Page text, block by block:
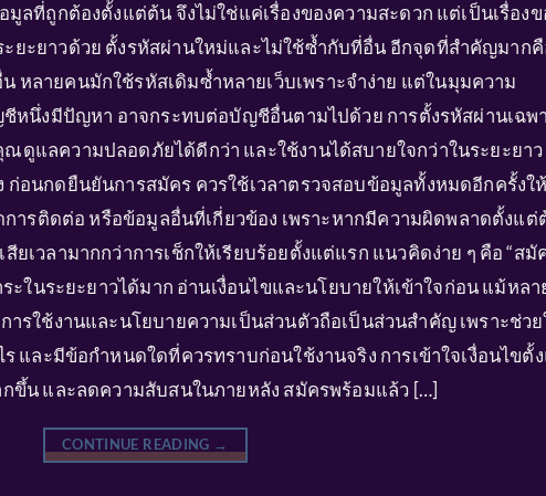
ลที่ถูกต้องตั้งแต่ต้น จึงไม่ใช่แค่เรื่องของความสะดวก แต่เป็นเรื่องข
ยะยาวด้วย ตั้งรหัสผ่านใหม่และไม่ใช้ซ้ำกับที่อื่น อีกจุดที่สำคัญมาก
หลายคนมักใช้รหัสเดิมซ้ำหลายเว็บเพราะจำง่าย แต่ในมุมความ
หนึ่งมีปัญหา อาจกระทบต่อบัญชีอื่นตามไปด้วย การตั้งรหัสผ่านเฉพ
ดูแลความปลอดภัยได้ดีกว่า และใช้งานได้สบายใจกว่าในระยะยาว
อนกดยืนยันการสมัคร ควรใช้เวลาตรวจสอบข้อมูลทั้งหมดอีกครั้งให้
การติดต่อ หรือข้อมูลอื่นที่เกี่ยวข้อง เพราะหากมีความผิดพลาดตั้งแต่
ยเวลามากกว่าการเช็กให้เรียบร้อยตั้งแต่แรก แนวคิดง่าย ๆ คือ “สมั
ะในระยะยาวได้มาก อ่านเงื่อนไขและนโยบายให้เข้าใจก่อน แม้หลา
รใช้งานและนโยบายความเป็นส่วนตัวถือเป็นส่วนสำคัญ เพราะช่ว
และมีข้อกำหนดใดที่ควรทราบก่อนใช้งานจริง การเข้าใจเงื่อนไขตั้
ขึ้น และลดความสับสนในภายหลัง สมัครพร้อมแล้ว […]
CONTINUE READING →